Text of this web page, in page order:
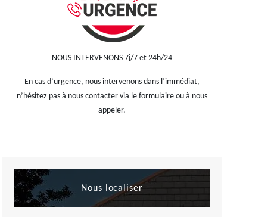
NOUS INTERVENONS 7j/7 et 24h/24
En cas d’urgence, nous intervenons dans l’immédiat,
n’hésitez pas à nous contacter via le formulaire ou à nous
appeler.
Nous localiser